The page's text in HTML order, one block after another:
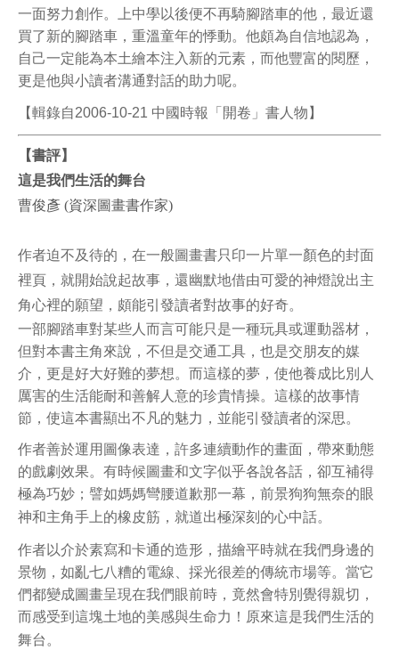
一面努力創作。上中學以後便不再騎腳踏車的他，最近還
買了新的腳踏車，重溫童年的悸動。他頗為自信地認為，
自己一定能為本土繪本注入新的元素，而他豐富的閱歷，
更是他與小讀者溝通對話的助力呢。
【輯錄自2006-10-21 中國時報「開卷」書人物】
【書評】
這是我們生活的舞台
曹俊彥 (資深圖畫書作家)
作者迫不及待的，在一般圖畫書只印一片單一顏色的封面
裡頁，就開始說起故事，還幽默地借由可愛的神燈說出主
角心裡的願望，頗能引發讀者對故事的好奇。
一部腳踏車對某些人而言可能只是一種玩具或運動器材，
但對本書主角來說，不但是交通工具，也是交朋友的媒
介，更是好大好難的夢想。而這樣的夢，使他養成比別人
厲害的生活能耐和善解人意的珍貴情操。這樣的故事情
節，使這本書顯出不凡的魅力，並能引發讀者的深思。
作者善於運用圖像表達，許多連續動作的畫面，帶來動態
的戲劇效果。有時候圖畫和文字似乎各說各話，卻互補得
極為巧妙；譬如媽媽彎腰道歉那一幕，前景狗狗無奈的眼
神和主角手上的橡皮筋，就道出極深刻的心中話。
作者以介於素寫和卡通的造形，描繪平時就在我們身邊的
景物，如亂七八糟的電線、採光很差的傳統市場等。當它
們都變成圖畫呈現在我們眼前時，竟然會特別覺得親切，
而感受到這塊土地的美感與生命力！原來這是我們生活的
舞台。